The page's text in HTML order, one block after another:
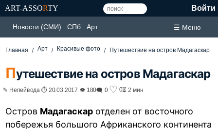
ART-ASSORTY Войти
Новости (СМИ) СПб Арт ☰ Меню
Главная Арт Красивые фото Путешествие на остров Мадагаскар
Путешествие на остров Мадагаскар
✎ Непейвода ⏱ 20.03.2017 👁 180🗨 0 ♡ 0⏳ 2 мин
Остров Мадагаскар отделен от восточного
побережья большого Африканского континента